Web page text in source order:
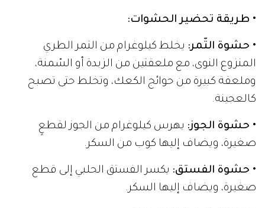
• طريقة تحضير الحشوات:
• حشوة التّمر: يخلط كيلوغرام من التمر الطري
المنزوع النوى، مع ملعقتين من الزبدة أو السّمنة،
وملعقة كبيرة من حوائج الكعك، وتخلط حتى تصبح
كالعجينة.
• حشوة الجوز: يهرس كيلوغرام من الجوز لقطعٍ
صغيرة، ويضاف إليها كوب من السكر.
• حشوة الفستق: يكسر الفستق الحلبي إلى قطع
صغيرة، ويضاف إليها السكر.